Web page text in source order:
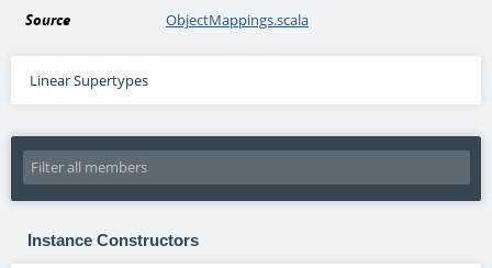
Source ObjectMappings.scala
Linear Supertypes
Instance Constructors